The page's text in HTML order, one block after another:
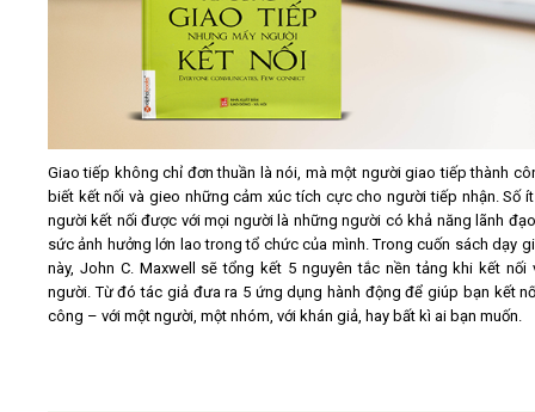
Giao tiếp không chỉ đơn thuần là nói, mà một người giao tiếp thành
biết kết nối và gieo những cảm xúc tích cực cho người tiếp nhận. Số
người kết nối được với mọi người là những người có khả năng lãnh
sức ảnh hưởng lớn lao trong tổ chức của mình. Trong cuốn sách dạy
này, John C. Maxwell sẽ tổng kết 5 nguyên tắc nền tảng khi kết nối
người. Từ đó tác giả đưa ra 5 ứng dụng hành động để giúp bạn kết
công – với một người, một nhóm, với khán giả, hay bất kì ai bạn muốn.